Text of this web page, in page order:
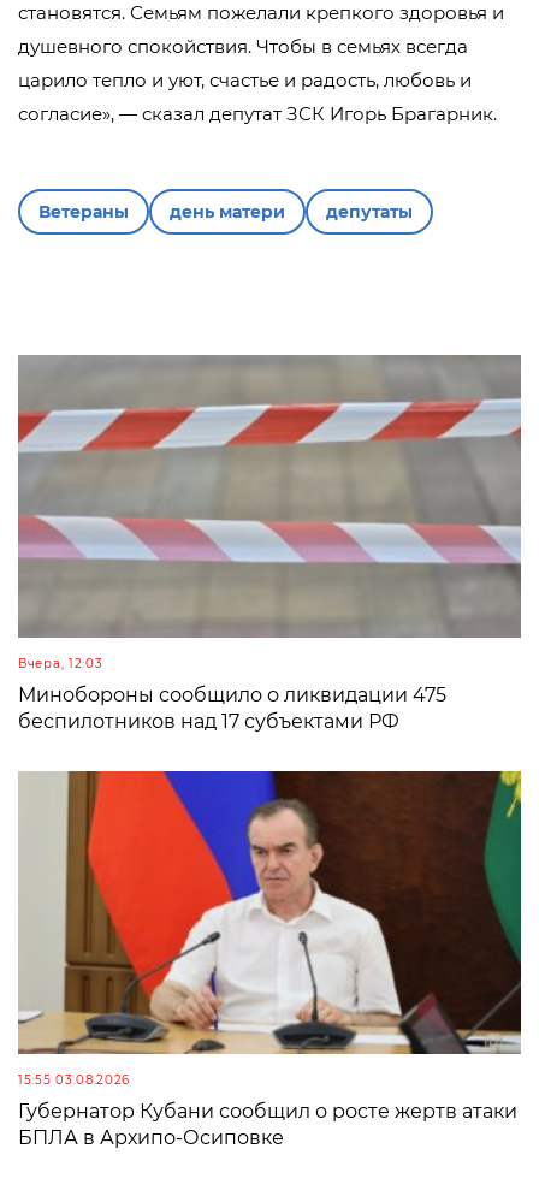
становятся. Семьям пожелали крепкого здоровья и
душевного спокойствия. Чтобы в семьях всегда
царило тепло и уют, счастье и радость, любовь и
согласие», — сказал депутат ЗСК Игорь Брагарник.
Ветераны день матери депутаты
Вчера, 12:03
Минобороны сообщило о ликвидации 475
беспилотников над 17 субъектами РФ
15:55 03.08.2026
Губернатор Кубани сообщил о росте жертв атаки
БПЛА в Архипо-Осиповке